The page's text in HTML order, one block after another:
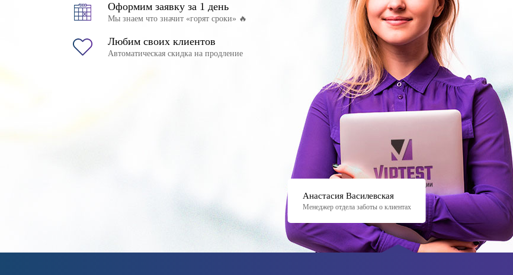
Анастасия Василевская
Менеджер отдела заботы о клиентах
Оформим заявку за 1 день
Мы знаем что значит «горят сроки» 🔥
Любим своих клиентов
Автоматическая скидка на продление